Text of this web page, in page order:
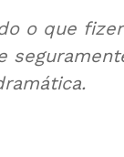
o que